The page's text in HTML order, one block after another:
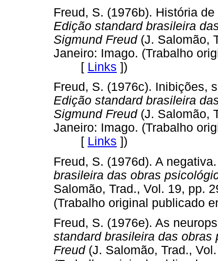
Freud, S. (1976b). História
Edição standard brasileira
Sigmund Freud(J. Salomão,
Janeiro: Imago. (Trabalho
[ Links ])
Freud, S. (1976c). Inibições,
Edição standard brasileira
Sigmund Freud(J. Salomão,
Janeiro: Imago. (Trabalho
[ Links ])
Freud, S. (1976d). A
brasileira das obras
Salomão, Trad., Vol. 19, pp.
(Trabalho original publicado
Freud, S. (1976e). As
standard brasileira das
Freud(J. Salomão, Trad.,